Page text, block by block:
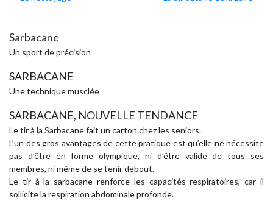
Sarbacane
Un sport de précision
SARBACANE
Une technique musclée
SARBACANE, NOUVELLE TENDANCE
Le tir à la Sarbacane fait un carton chez les seniors.
L’un des gros avantages de cette pratique est qu’elle ne nécessite
pas d’être en forme olympique, ni d’être valide de tous ses
membres, ni même de se tenir debout.
Le tir à la sarbacane renforce les capacités respiratoires, car il
sollicite la respiration abdominale profonde.